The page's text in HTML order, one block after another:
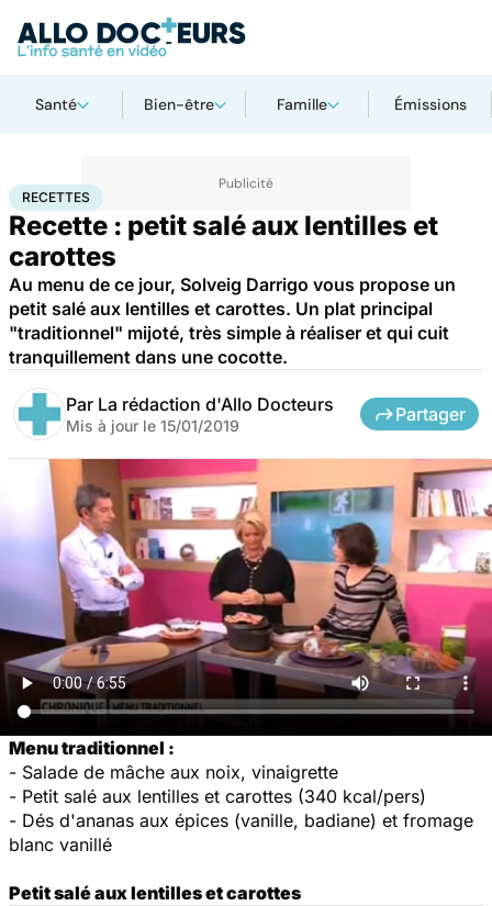
Santé Bien-être Famille Émissions
AccueilSantéRecettes
RECETTES
Recette : petit salé aux lentilles et
carottes
Au menu de ce jour, Solveig Darrigo vous propose un
petit salé aux lentilles et carottes. Un plat principal
"traditionnel" mijoté, très simple à réaliser et qui cuit
tranquillement dans une cocotte.
Par La rédaction d'Allo Docteurs
Mis à jour le 15/01/2019
Partager
Menu traditionnel :
- Salade de mâche aux noix, vinaigrette
- Petit salé aux lentilles et carottes (340 kcal/pers)
- Dés d'ananas aux épices (vanille, badiane) et fromage
blanc vanillé
Petit salé aux lentilles et carottes